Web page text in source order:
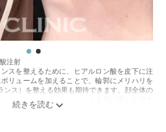
注射
スを整えるために、ヒアルロン酸を皮下に注
リュームを加えることで、輪郭にメリハリを
ンス）を整える効果も期待できます。顔全体の
や、あごが引っ込んで見える方に適したプチ